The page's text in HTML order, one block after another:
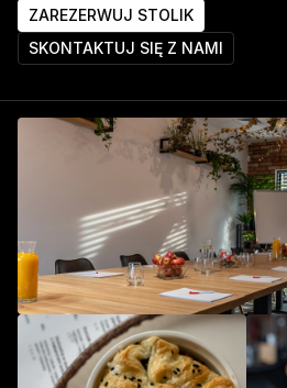
ZAREZERWUJ STOLIK
SKONTAKTUJ SIĘ Z NAMI